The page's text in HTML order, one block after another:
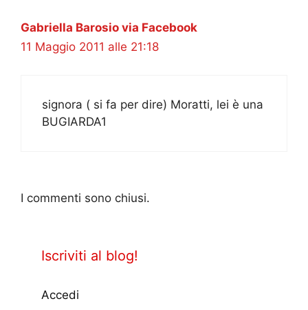
Gabriella Barosio via Facebook
11 Maggio 2011 alle 21:18
signora ( si fa per dire) Moratti, lei è una
BUGIARDA1
I commenti sono chiusi.
Iscriviti al blog!
Accedi